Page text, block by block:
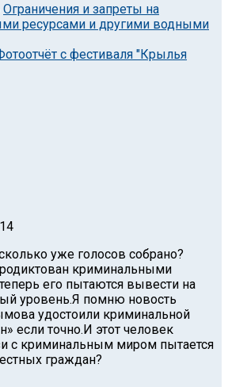
Ограничения и запреты на
ресурсами и другими водными
с фестиваля "Крылья
уже голосов собрано?
криминальными
его пытаются вывести на
уровень.Я помню новость
удостоили криминальной
если точно.И этот человек
с криминальным миром пытается
граждан?